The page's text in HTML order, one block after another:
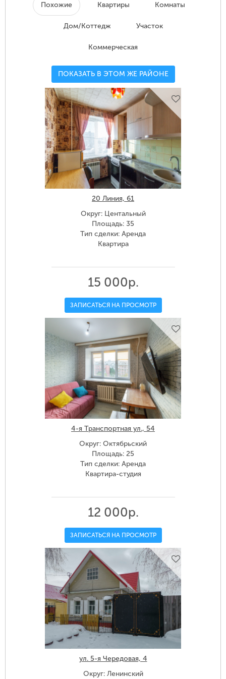
Похожие Квартиры Комнаты
Дом/Коттедж Участок
Коммерческая
ПОКАЗАТЬ В ЭТОМ ЖЕ РАЙОНЕ
20 Линия, 61
Округ: Центальный
Площадь: 35
Тип сделки: Аренда
Квартира
15 000р.
ЗАПИСАТЬСЯ НА ПРОСМОТР
4-я Транспортная ул., 54
Округ: Октябрьский
Площадь: 25
Тип сделки: Аренда
Квартира-студия
12 000р.
ЗАПИСАТЬСЯ НА ПРОСМОТР
ул. 5-я Чередовая, 4
Округ: Ленинский